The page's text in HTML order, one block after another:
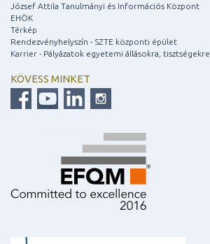
József Attila Tanulmányi és Információs Központ
EHÖK
Térkép
Rendezvényhelyszín - SZTE központi épület
Karrier - Pályázatok egyetemi állásokra, tisztségekre
KÖVESS MINKET